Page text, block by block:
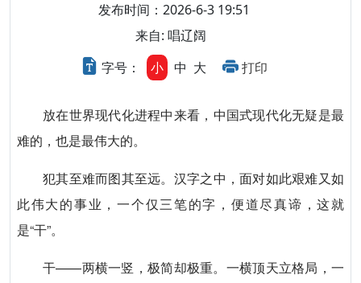
发布时间：2026-6-3 19:51
来自: 唱辽阔
字号：
小 中 大 打印
放在世界现代化进程中来看，中国式现代化无疑是最
难的，也是最伟大的。
犯其至难而图其至远。汉字之中，面对如此艰难又如
此伟大的事业，一个仅三笔的字，便道尽真谛，这就
是“干”。
干——两横一竖，极简却极重。一横顶天立格局，一